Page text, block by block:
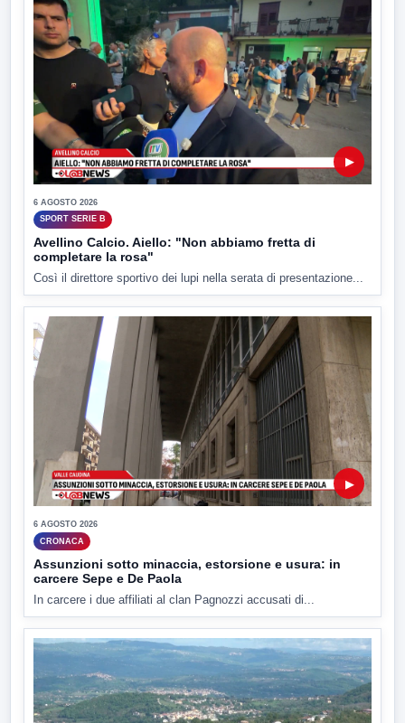
▶
6 AGOSTO 2026
SPORT SERIE B
Avellino Calcio. Aiello: "Non abbiamo fretta di
completare la rosa"
Così il direttore sportivo dei lupi nella serata di presentazione...
▶
6 AGOSTO 2026
CRONACA
Assunzioni sotto minaccia, estorsione e usura: in
carcere Sepe e De Paola
In carcere i due affiliati al clan Pagnozzi accusati di...